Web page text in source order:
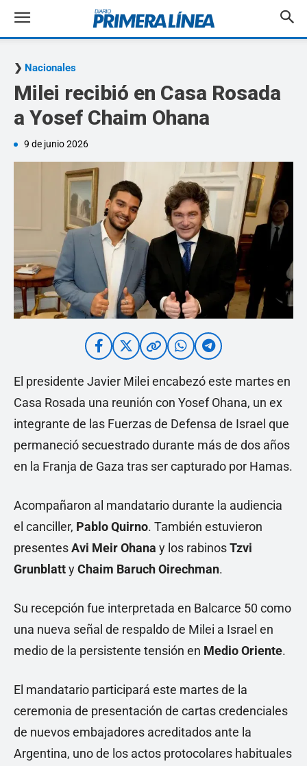
Nacionales
Milei recibió en Casa Rosada
a Yosef Chaim Ohana
9 de junio 2026
El presidente Javier Milei encabezó este martes en
Casa Rosada una reunión con Yosef Ohana, un ex
integrante de las Fuerzas de Defensa de Israel que
permaneció secuestrado durante más de dos años
en la Franja de Gaza tras ser capturado por Hamas.
Acompañaron al mandatario durante la audiencia
el canciller, Pablo Quirno. También estuvieron
presentesAvi Meir Ohana y los rabinosTzvi
GrunblattyChaim Baruch Oirechman.
Su recepción fue interpretada en Balcarce 50 como
una nueva señal de respaldo de Milei a Israel en
medio de la persistente tensión en Medio Oriente.
El mandatario participará este martes de la
ceremonia de presentación de cartas credenciales
de nuevos embajadores acreditados ante la
Argentina, uno de los actos protocolares habituales